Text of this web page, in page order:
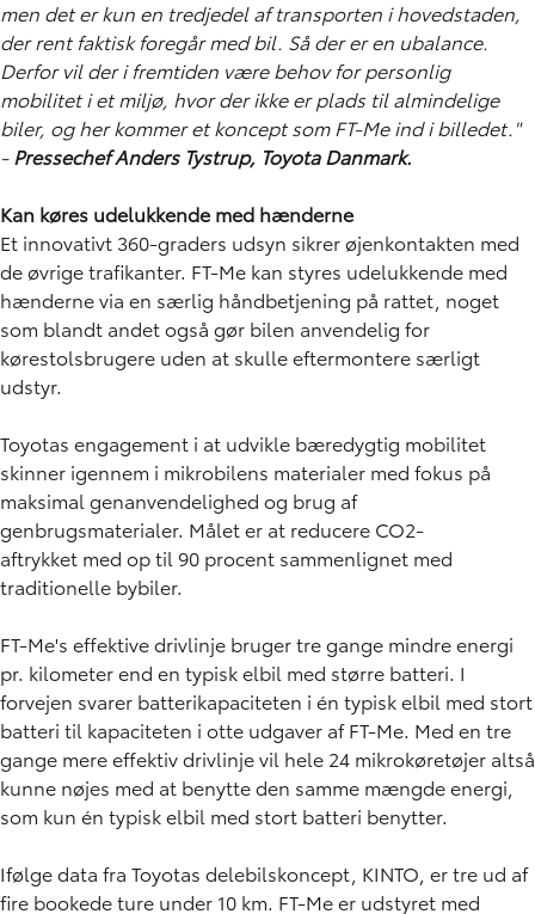
men det er kun en tredjedel af transporten i hovedstaden,
der rent faktisk foregår med bil. Så der er en ubalance.
Derfor vil der i fremtiden være behov for personlig
mobilitet i et miljø, hvor der ikke er plads til almindelige
biler, og her kommer et koncept som FT-Me ind i billedet."
- Pressechef Anders Tystrup, Toyota Danmark.
Kan køres udelukkende med hænderne
Et innovativt 360-graders udsyn sikrer øjenkontakten med
de øvrige trafikanter. FT-Me kan styres udelukkende med
hænderne via en særlig håndbetjening på rattet, noget
som blandt andet også gør bilen anvendelig for
kørestolsbrugere uden at skulle eftermontere særligt
udstyr.
Toyotas engagement i at udvikle bæredygtig mobilitet
skinner igennem i mikrobilens materialer med fokus på
maksimal genanvendelighed og brug af
genbrugsmaterialer. Målet er at reducere CO2-
aftrykket med op til 90 procent sammenlignet med
traditionelle bybiler.
FT-Me's effektive drivlinje bruger tre gange mindre energi
pr. kilometer end en typisk elbil med større batteri. I
forvejen svarer batterikapaciteten i én typisk elbil med stort
batteri til kapaciteten i otte udgaver af FT-Me. Med en tre
gange mere effektiv drivlinje vil hele 24 mikrokøretøjer altså
kunne nøjes med at benytte den samme mængde energi,
som kun én typisk elbil med stort batteri benytter.
Ifølge data fra Toyotas delebilskoncept, KINTO, er tre ud af
fire bookede ture under 10 km. FT-Me er udstyret med